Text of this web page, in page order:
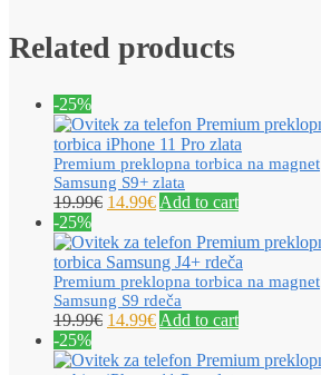
Related products
-25%
Premium preklopna torbica na magnet
Samsung S9+ zlata
19.99€ 14.99€ Add to cart
-25%
Premium preklopna torbica na magnet
Samsung S9 rdeča
19.99€ 14.99€ Add to cart
-25%